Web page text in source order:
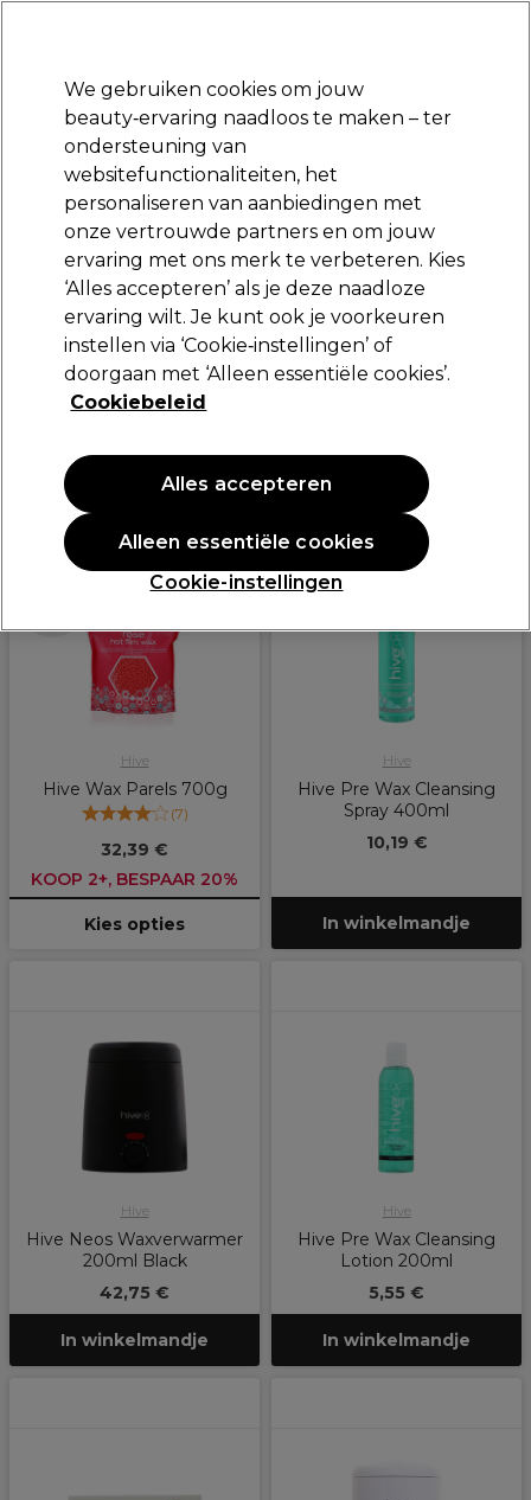
Aanmelden
Merken Deals Haar Elektra
Volgende dag geleverd*
Na verzending, maandag t/m vrijdag
Merken HIVE
HIVE
Sorteren op:Populariteit
PROMOTIE
Hive
Hive Wax Parels 700g
(7)
32,39 €
KOOP 2+, BESPAAR 20%
Kies opties
Hive
Hive Pre Wax Cleansing
Spray 400ml
10,19 €
In winkelmandje
Hive
Hive Neos Waxverwarmer
200ml Black
42,75 €
In winkelmandje
Hive
Hive Pre Wax Cleansing
Lotion 200ml
5,55 €
In winkelmandje
We gebruiken cookies om jouw
beauty‑ervaring naadloos te maken – ter
ondersteuning van
websitefunctionaliteiten, het
personaliseren van aanbiedingen met
onze vertrouwde partners en om jouw
ervaring met ons merk te verbeteren. Kies
‘Alles accepteren’ als je deze naadloze
ervaring wilt. Je kunt ook je voorkeuren
instellen via ‘Cookie‑instellingen’ of
doorgaan met ‘Alleen essentiële cookies’.
Cookiebeleid
Cookie-instellingen
Alleen essentiële cookies
Alles accepteren